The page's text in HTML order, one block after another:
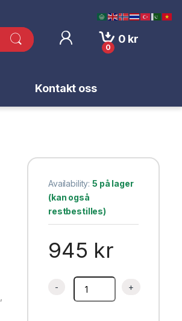
0
0 kr
Kontakt oss
Availability:5 på lager
(kan også
restbestilles)
945 kr
Beholder til blender BL-